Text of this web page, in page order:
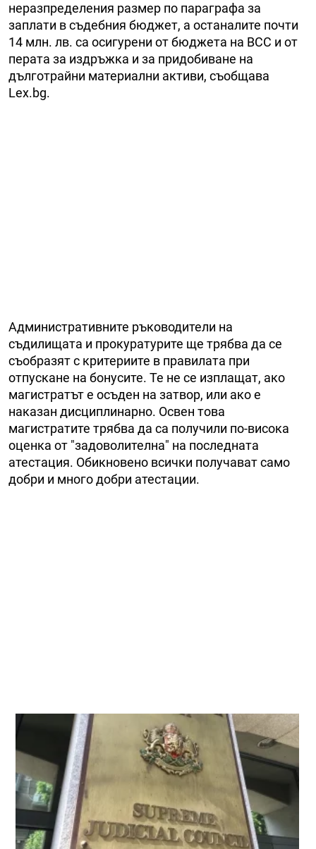
неразпределения размер по параграфа за
заплати в съдебния бюджет, а останалите почти
14 млн. лв. са осигурени от бюджета на ВСС и от
перата за издръжка и за придобиване на
дълготрайни материални активи, съобщава
Lex.bg.
Административните ръководители на
съдилищата и прокуратурите ще трябва да се
съобразят с критериите в правилата при
отпускане на бонусите. Те не се изплащат, ако
магистратът е осъден на затвор, или ако е
наказан дисциплинарно. Освен това
магистратите трябва да са получили по-висока
оценка от "задоволителна" на последната
атестация. Обикновено всички получават само
добри и много добри атестации.